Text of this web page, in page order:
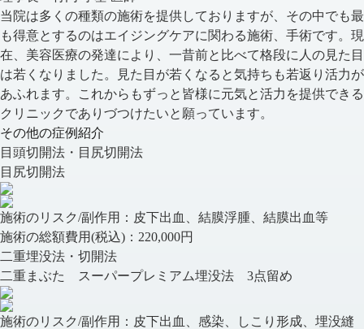
当院は多くの種類の施術を提供しておりますが、その中でも最
も得意とするのはエイジングケアに関わる施術、手術です。現
在、美容医療の発達により、一昔前と比べて格段に人の見た目
は若くなりました。見た目が若くなると気持ちも若返り活力が
あふれます。これからもずっと皆様に元気と活力を提供できる
クリニックでありづつけたいと願っています。
その他の症例紹介
目頭切開法・目尻切開法
目尻切開法
施術のリスク/副作用： 皮下出血、結膜浮腫、結膜出血等
施術の総額費用(税込)： 220,000円
二重埋没法・切開法
二重まぶた スーパープレミアム埋没法 3点留め
施術のリスク/副作用： 皮下出血、感染、しこり形成、埋没縫